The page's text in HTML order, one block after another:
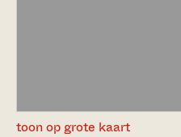
toon op grote kaart